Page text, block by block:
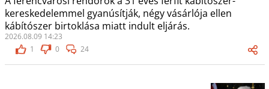
kereskedelemmel gyanúsítják, négy vásárlója ellen
kábítószer birtoklása miatt indult eljárás.
2026.08.09 14:23
1
0 24